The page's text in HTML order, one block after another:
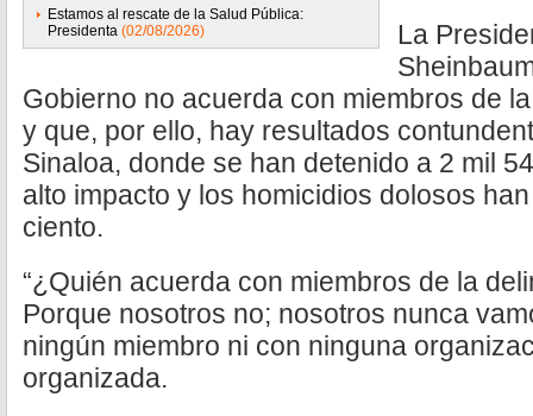
Estamos al rescate de la Salud Pública:
Presidenta (02/08/2026)
La
Gobierno no acuerda con miembros de
y que, por ello, hay resultados
Sinaloa, donde se han detenido a 2 mil
alto impacto y los homicidios dolosos
ciento.
“¿Quién acuerda con miembros de la
Porque nosotros no; nosotros nunca
ningún miembro ni con ninguna
organizada.